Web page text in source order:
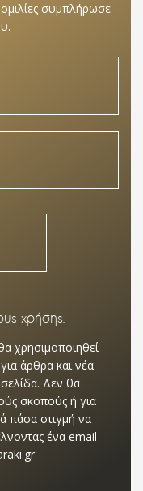
ομιλίες συμπλήρωσε
χρήσης.
χρησιμοποιηθεί
άρθρα και νέα
Δεν θα
σκοπούς ή για
πάσα στιγμή να
ένα email